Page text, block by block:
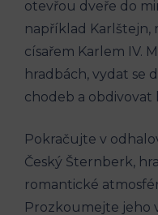
otevřou dveře ⁤do​
například Karlštejn,​
císařem Karlem IV.‍
hradbách,⁣ vydat se
chodeb‍ a⁢
Pokračujte v
‌Český Šternberk,
romantické
Prozkoumejte⁣ jeho